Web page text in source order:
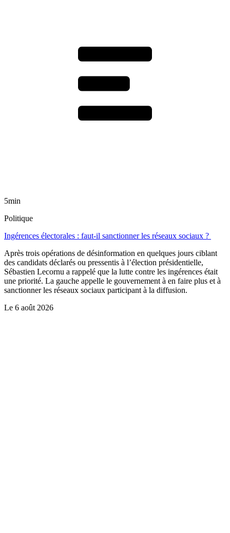
5min
Politique
Ingérences électorales : faut-il sanctionner les réseaux sociaux ?
Après trois opérations de désinformation en quelques jours ciblant
des candidats déclarés ou pressentis à l’élection présidentielle,
Sébastien Lecornu a rappelé que la lutte contre les ingérences était
une priorité. La gauche appelle le gouvernement à en faire plus et à
sanctionner les réseaux sociaux participant à la diffusion.
Le 6 août 2026